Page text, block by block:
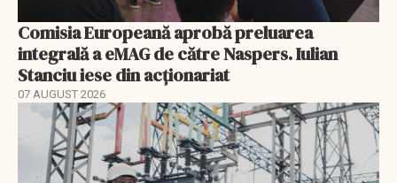
Comisia Europeană aprobă preluarea
integrală a eMAG de către Naspers. Iulian
Stanciu iese din acționariat
07 AUGUST 2026